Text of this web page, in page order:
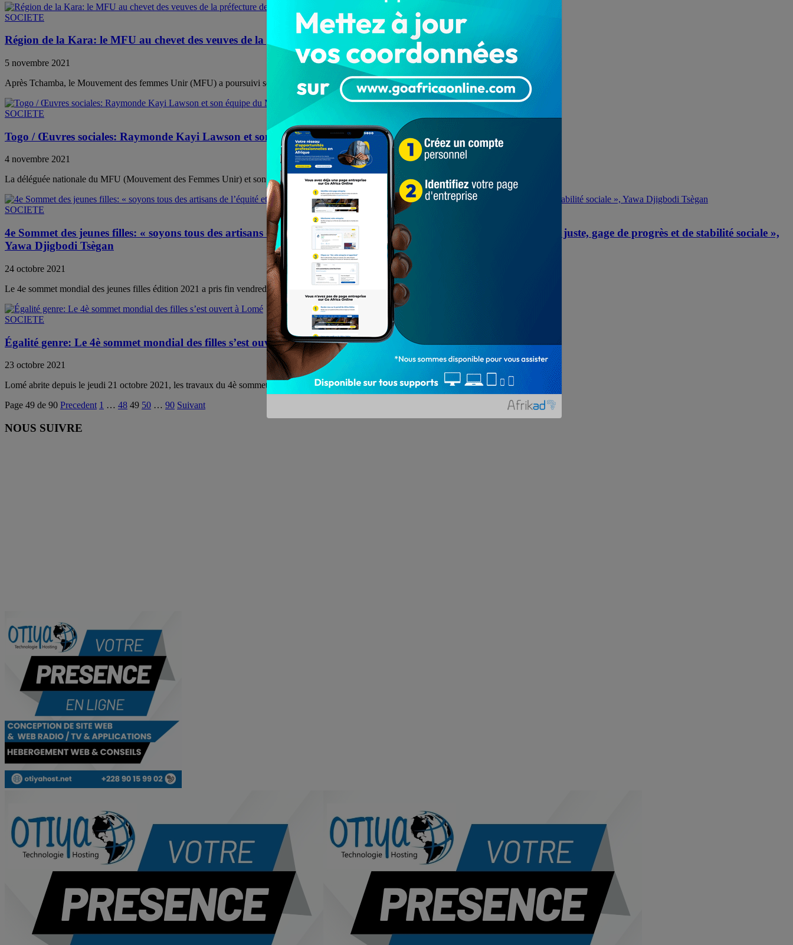
SOCIETE
Région de la Kara: le MFU au chevet des veuves de la préfecture de la Kéran
5 novembre 2021
Après Tchamba, le Mouvement des femmes Unir (MFU) a poursuivi son périple dans la région de la Kara, plus précisément...
SOCIETE
Togo / Œuvres sociales: Raymonde Kayi Lawson et son équipe du MFU à Tchamba
4 novembre 2021
La déléguée nationale du MFU (Mouvement des Femmes Unir) et son équipe, poursuivent leur tournée de distribution de vivres et...
SOCIETE
4e Sommet des jeunes filles: « soyons tous des artisans de l’équité et de l’égalité de genre, au profit d’une société plus juste, gage de progrès et de stabilité sociale »,
Yawa Djigbodi Tsègan
24 octobre 2021
Le 4e sommet mondial des jeunes filles édition 2021 a pris fin vendredi 22 octobre 2021 sur une note de...
SOCIETE
Égalité genre: Le 4è sommet mondial des filles s’est ouvert à Lomé
23 octobre 2021
Lomé abrite depuis le jeudi 21 octobre 2021, les travaux du 4è sommet mondial des filles, une première du genre...
Page 49 de 90 Precedent 1 … 48 49 50 … 90 Suivant
NOUS SUIVRE